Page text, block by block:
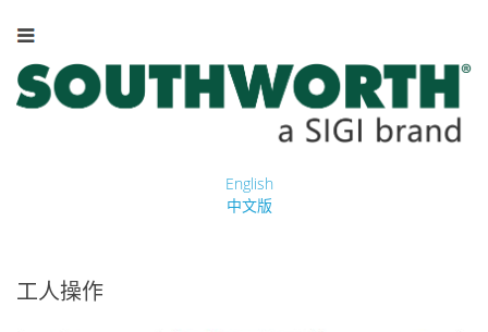
English
中文版
工人操作